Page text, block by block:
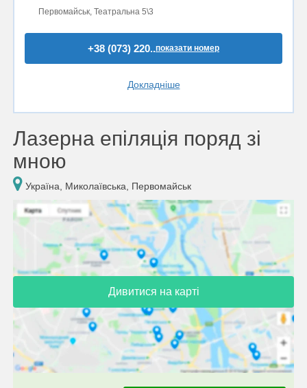
Первомайськ, Театральна 5\3
+38 (073) 220..показати номер
Докладніше
Лазерна епіляція поряд зі
мною
Україна, Миколаївська, Первомайськ
Дивитися на карті